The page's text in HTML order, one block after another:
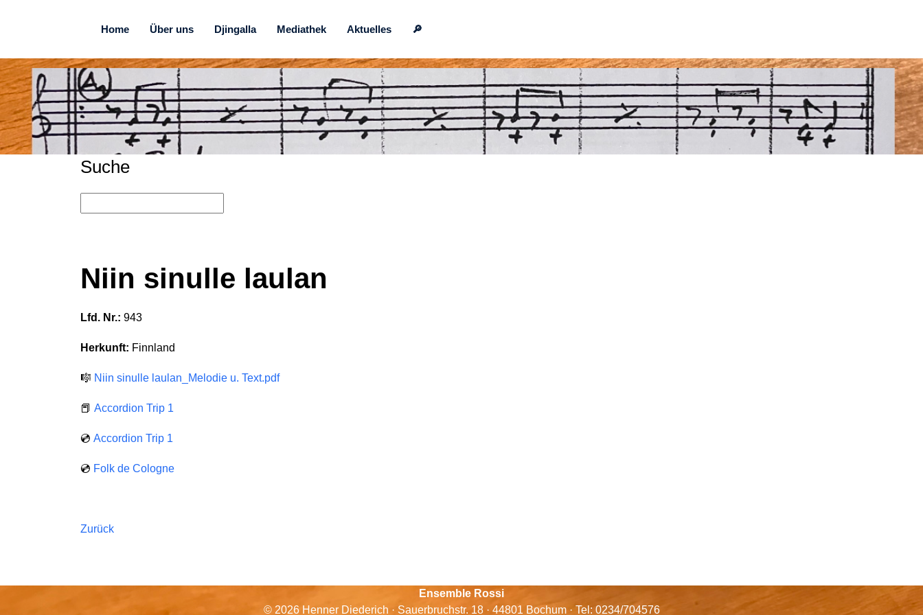
Home Über uns Djingalla Mediathek Aktuelles 🔎
Suche
Niin sinulle laulan
Lfd. Nr.: 943
Herkunft: Finnland
🎼 Niin sinulle laulan_Melodie u. Text.pdf
📕 Accordion Trip 1
💿 Accordion Trip 1
💿 Folk de Cologne
Zurück
Ensemble Rossi
© 2026 Henner Diederich · Sauerbruchstr. 18 · 44801 Bochum · Tel: 0234/704576